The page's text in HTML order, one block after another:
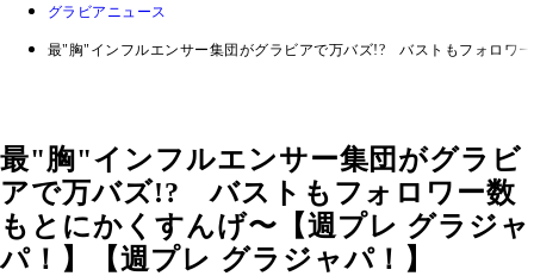
グラビアニュース
最"胸"インフルエンサー集団がグラビアで万バズ!? バストもフォロワ
最"胸"インフルエンサー集団がグラビ
アで万バズ!? バストもフォロワー数
もとにかくすんげ〜【週プレ グラジャ
パ！】【週プレ グラジャパ！】